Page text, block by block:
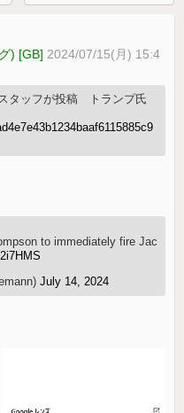
) [GB] 2024/07/15(月) 15:4
タッフが投稿 トランプ氏
to immediately fire Jac
July 14, 2024